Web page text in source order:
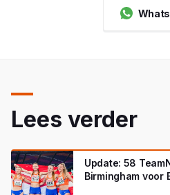
Lees verder
Update: 58
Birmingham voor